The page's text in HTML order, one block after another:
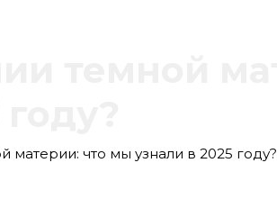
что мы узнали в 2025 году?